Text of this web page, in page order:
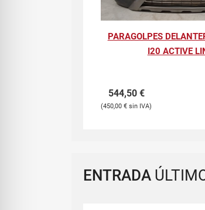
PARAGOLPES
I20 ACTIVE
544,50 €
450,00 €
ENTRADA